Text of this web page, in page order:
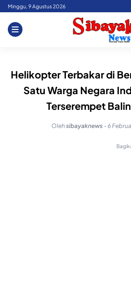
Skip
content
Minggu, 9 Agustus 2026
Helikopter Terbakar di
Satu Warga Negara
Terserempet
Olehsibayaknews - 6